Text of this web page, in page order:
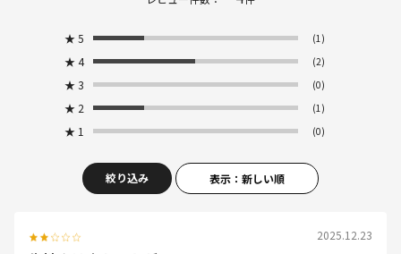
★ 5 (1)
★ 4 (2)
★ 3 (0)
★ 2 (1)
★ 1 (0)
絞り込み 表示：新しい順
2025.12.23